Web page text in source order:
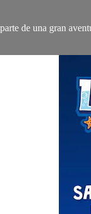
de una gran